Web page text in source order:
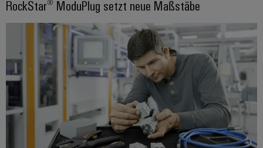
RockStar® ModuPlug setzt neue Maßstäbe